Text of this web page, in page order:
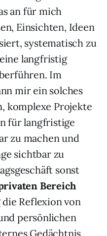
an für mich
Einsichten, Ideen
systematisch zu
langfristig
Im
mir ein solches
komplexe Projekte
für langfristige
zu machen und
sichtbar zu
sonst
Bereich
Reflexion von
persönlichen
Gedächtnis,